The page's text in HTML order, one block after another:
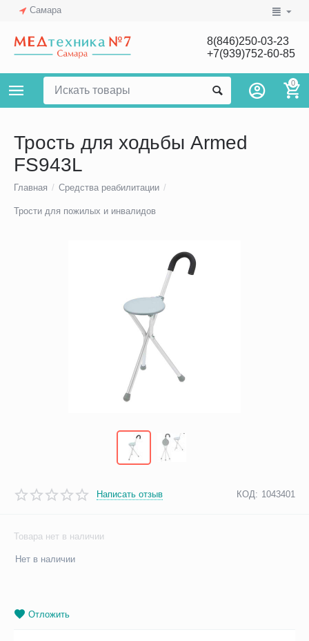
Самара
8(846)250-03-23
+7(939)752-60-85
0
Трость для ходьбы Armed
FS943L
Главная / Средства реабилитации /
Трости для пожилых и инвалидов
Написать отзыв КОД: 1043401
Товара нет в наличии
Нет в наличии
Отложить